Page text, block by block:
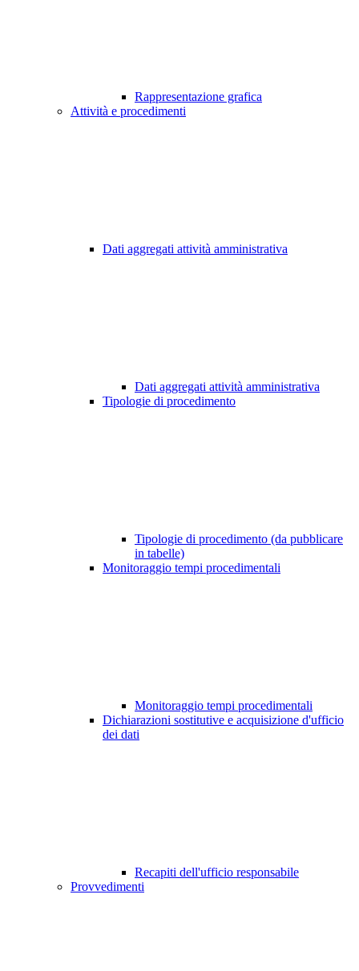
Rappresentazione grafica
Attività e procedimenti
Dati aggregati attività amministrativa
Dati aggregati attività amministrativa
Tipologie di procedimento
Tipologie di procedimento (da pubblicare
in tabelle)
Monitoraggio tempi procedimentali
Monitoraggio tempi procedimentali
Dichiarazioni sostitutive e acquisizione d'ufficio
dei dati
Recapiti dell'ufficio responsabile
Provvedimenti